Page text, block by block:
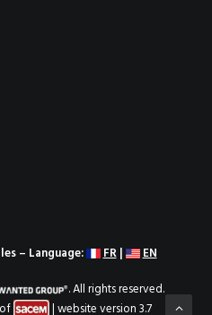
– Language: FR|
EN
. All rights reserved.
| website version 3.7